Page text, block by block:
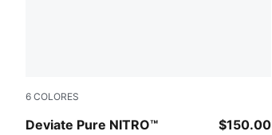
6 COLORES
Deviate Pure NITRO™
PUMA White-Ultra Red-PUMA Silver$150.00